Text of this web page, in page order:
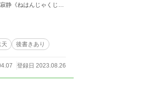
う
天 後書きあり
登録日 2023.08.26